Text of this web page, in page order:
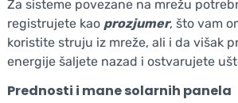
Za sisteme povezane na mrežu
registrujete kao prozjumer, što vam
koristite struju iz mreže, ali i da višak
energije šaljete nazad i ostvarujete
Prednosti i mane solarnih panela